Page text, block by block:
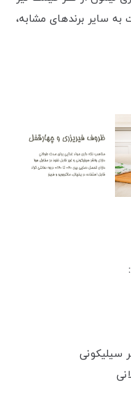
سایر برندهای مشابه،
سیلیکونی